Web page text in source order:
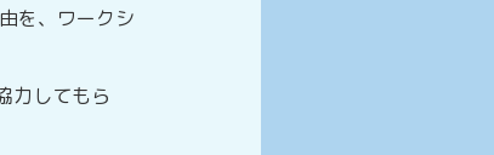
を、ワークシ
力してもら